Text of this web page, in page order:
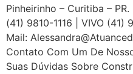
Pinheirinho – Curitiba –
(41) 9810-1116 | VIVO (41)
Mail:
Contato Com Um De
Suas Dúvidas Sobre